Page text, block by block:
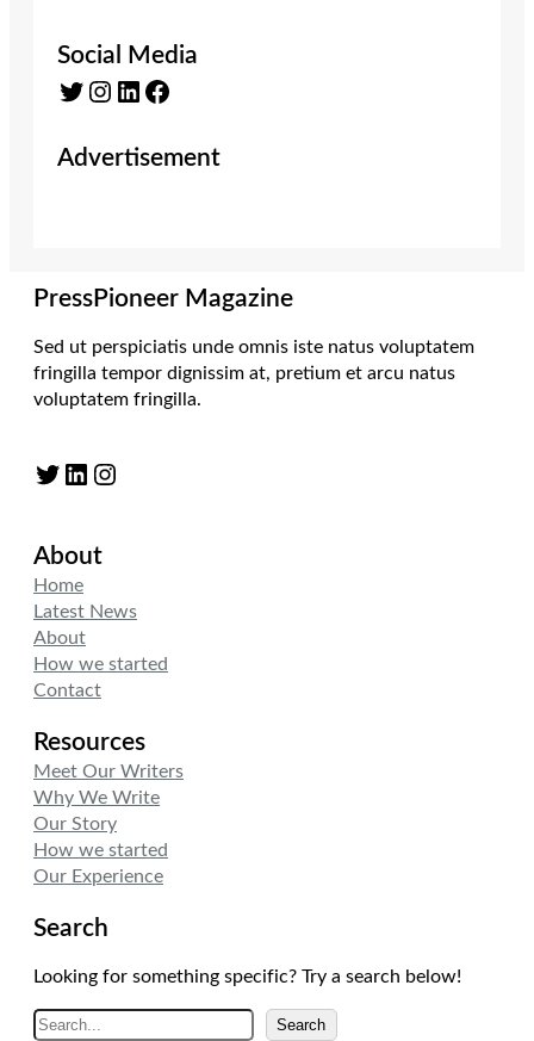
Social Media
Twitter Instagram LinkedIn Facebook
Advertisement
PressPioneer Magazine
Sed ut perspiciatis unde omnis iste natus voluptatem
fringilla tempor dignissim at, pretium et arcu natus
voluptatem fringilla.
Twitter LinkedIn Instagram
About
Home
Latest News
About
How we started
Contact
Resources
Meet Our Writers
Why We Write
Our Story
How we started
Our Experience
Search
Looking for something specific? Try a search below!
ASearch